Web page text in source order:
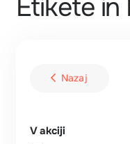
Etikete in
Nazaj
V akciji